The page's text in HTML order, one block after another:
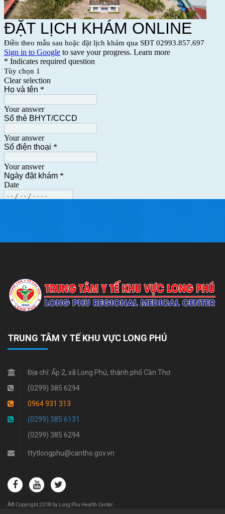
TRUNG TÂM Y TẾ KHU VỰC LONG PHÚ
Địa chỉ: Ấp 2, xã Long Phú, thành phố Cần Thơ
(0299) 385 6294
0964 931 313
(0299) 385 6131
(0299) 385 6294
ttytlongphu@cantho.gov.vn
Â© Copyright 2018 by Long Phu Health Center